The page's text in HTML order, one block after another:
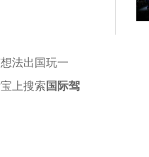
法出国玩一
上搜索 国际驾